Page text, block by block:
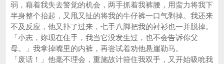
弱，藉着我失去警觉的机会，两手抓着我裤腰，用蛮力将我下
半身整个抬起，又甩又扯的将我的牛仔裤一口气剥掉。我还来
不及反应，他又扑了过来，七手八脚把我的衬衫也一并脱掉。
「小志，妳现在住手，我当它没发生过，也不会告诉你父
母。」我拿掉嘴里的内裤，再尝试着劝他悬崖勒马。
「废话！」他毫不理会，重施故计箝住我双手，又开始吸吮我